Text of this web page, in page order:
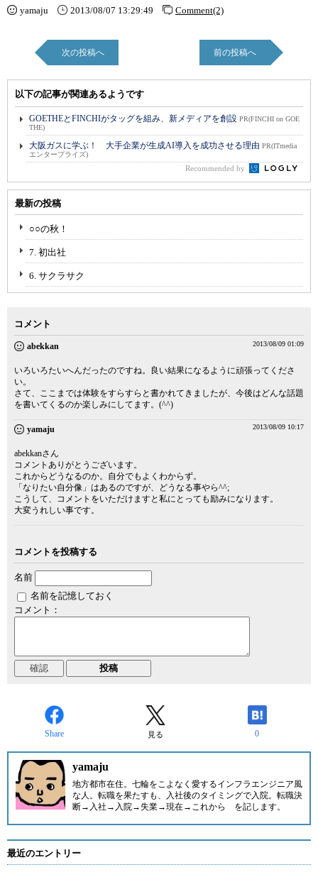
yamaju 2013/08/07 13:29:49 Comment(2)
次の投稿へ 前の投稿へ
以下の記事が関連あるようです
GOETHEとFINCHIがタッグを組み、新メディアを創設 PR(FINCHI on GOE
THE)
大阪ガスに学ぶ！ 大手企業が生成AI導入を成功させる理由 PR(ITmedia
エンタープライズ)
Recommended by
最新の投稿
○○の秋！
7. 初出社
6. サクラサク
コメント
abekkan 2013/08/09 01:09
いろいろたいへんだったのですね。良い結果になるように頑張ってくださ
い。
さて、ここまでは体験をすらすらと書かれてきましたが、今後はどんな話題
を書いてくるのか楽しみにしてます。(^^)
yamaju 2013/08/09 10:17
abekkanさん
コメントありがとうございます。
これからどうなるのか。自分でもよくわからず。
「なりたい自分像」はあるのですが、どうなる事やら^^;
こうして、コメントをいただけますと私にとっても励みになります。
大変うれしい事です。
コメントを投稿する
名前
名前を記憶しておく
コメント：
Share 見る 0
yamaju
地方都市在住。七輪をこよなく愛するインフラエンジニア風
な人。転職を果たすも、入社後のタイミングで入院。転職決
断→入社→入院→失業→現在→これから を記します。
最近のエントリー